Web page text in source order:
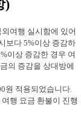
)
여행 실시함에 있어
보다 5%이상 증감하
이상 증감한 경우 여
의 증감을 상대방에
원 적용되었습니다.
행 요금 환불이 진행